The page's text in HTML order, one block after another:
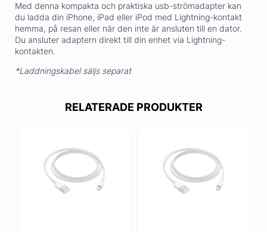
Med denna kompakta och praktiska usb-strömadapter kan
du ladda din iPhone, iPad eller iPod med Lightning-kontakt
hemma, på resan eller när den inte är ansluten till en dator.
Du ansluter adaptern direkt till din enhet via Lightning-
kontakten.
*Laddningskabel säljs separat
RELATERADE PRODUKTER